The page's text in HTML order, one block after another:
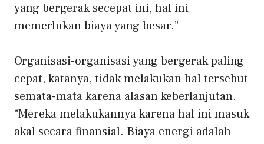
yang bergerak secepat ini, hal ini
memerlukan biaya yang besar.”
Organisasi-organisasi yang bergerak paling
cepat, katanya, tidak melakukan hal tersebut
semata-mata karena alasan keberlanjutan.
“Mereka melakukannya karena hal ini masuk
akal secara finansial. Biaya energi adalah